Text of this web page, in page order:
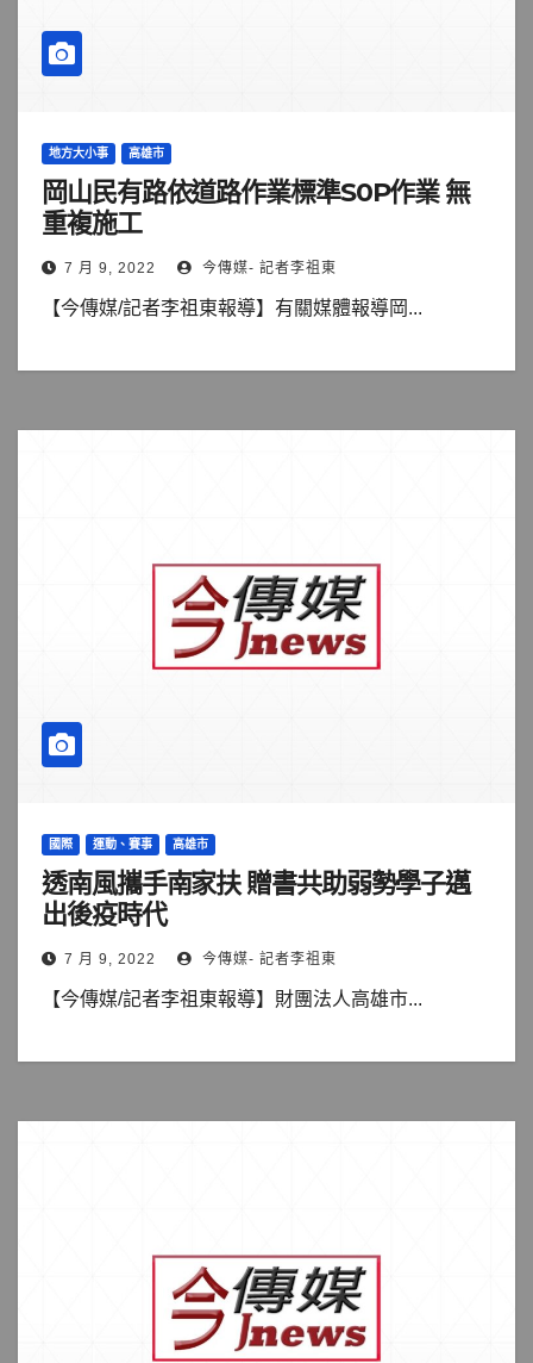
地方大小事 高雄市
岡山民有路依道路作業標準S0P作業 無
重複施工
7 月 9, 2022 今傳媒- 記者李祖東
【今傳媒/記者李祖東報導】有關媒體報導岡...
國際 運動、賽事 高雄市
透南風攜手南家扶 贈書共助弱勢學子邁
出後疫時代
7 月 9, 2022 今傳媒- 記者李祖東
【今傳媒/記者李祖東報導】財團法人高雄市...